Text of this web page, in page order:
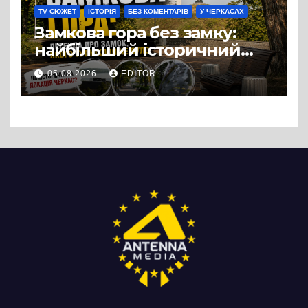
TV СЮЖЕТ ІСТОРІЯ БЕЗ КОМЕНТАРІВ У ЧЕРКАСАХ
Замкова гора без замку:
найбільший історичний
міф Черкас
05.08.2026 EDITOR